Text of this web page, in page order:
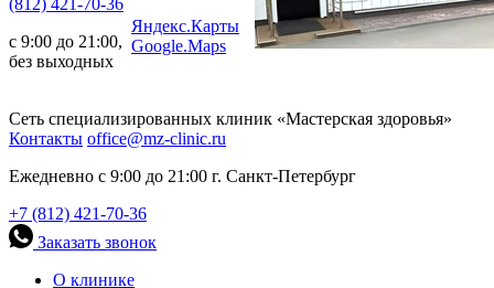
с 9:00 до 21:00,
без выходных
Яндекс.Карты
Google.Maps
Сеть специализированных клиник «Мастерская здоровья»
Контакты office@mz-clinic.ru
Ежедневно с 9:00 до 21:00 г. Санкт-Петербург
+7 (812) 421-70-36
Заказать звонок
О клинике